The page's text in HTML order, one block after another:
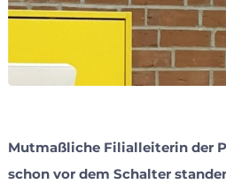
Mutmaßliche Filialleiterin der
schon vor dem Schalter